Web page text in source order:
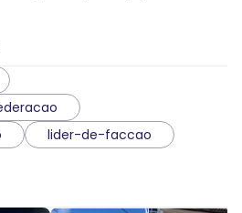
lider-de-faccao